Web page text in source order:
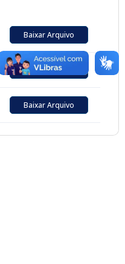
Baixar Arquivo
Baixar Arquivo
Baixar Arquivo